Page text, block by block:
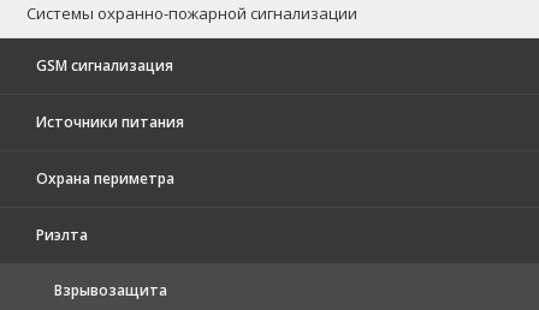
Системы охранно-пожарной сигнализации
GSM сигнализация
Источники питания
Охрана периметра
Риэлта
Взрывозащита